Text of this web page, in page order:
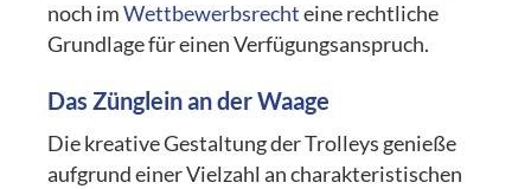
noch imWettbewerbsrechteine rechtliche
Grundlage für einen Verfügungsanspruch.
Das Zünglein an der Waage
Die kreative Gestaltung der Trolleys genieße
aufgrund einer Vielzahl an charakteristischen